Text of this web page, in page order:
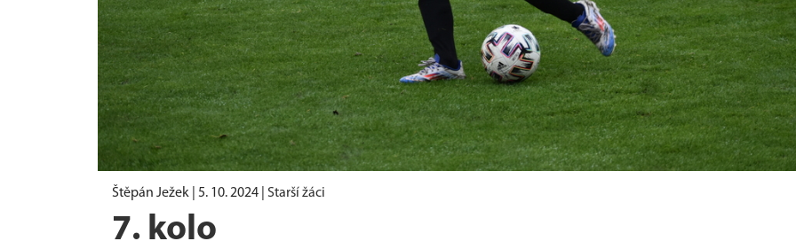
Štěpán Ježek | 5. 10. 2024 Starší žáci
7. kolo